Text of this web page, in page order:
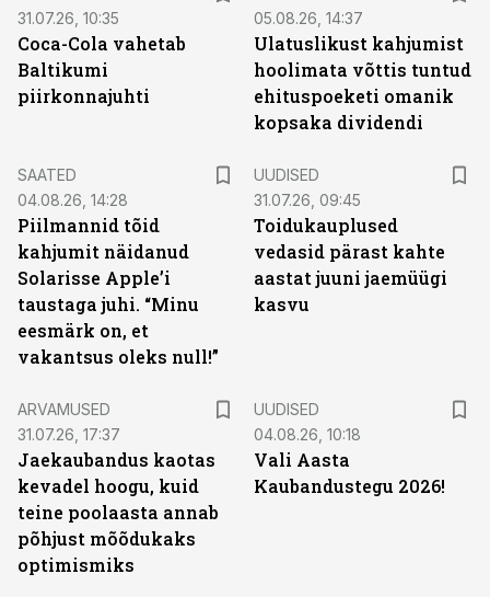
31.07.26, 10:35
Coca-Cola vahetab
Baltikumi
piirkonnajuhti
05.08.26, 14:37
Ulatuslikust kahjumist
hoolimata võttis tuntud
ehituspoeketi omanik
kopsaka dividendi
SAATED
04.08.26, 14:28
Piilmannid tõid
kahjumit näidanud
Solarisse Apple’i
taustaga juhi. “Minu
eesmärk on, et
vakantsus oleks null!”
UUDISED
31.07.26, 09:45
Toidukauplused
vedasid pärast kahte
aastat juuni jaemüügi
kasvu
ARVAMUSED
31.07.26, 17:37
Jaekaubandus kaotas
kevadel hoogu, kuid
teine poolaasta annab
põhjust mõõdukaks
optimismiks
UUDISED
04.08.26, 10:18
Vali Aasta
Kaubandustegu 2026!